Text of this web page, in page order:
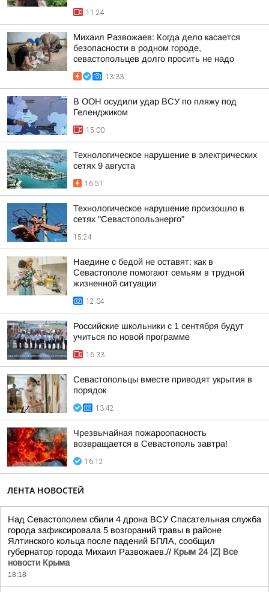
11:24
Михаил Развожаев: Когда дело касается
безопасности в родном городе,
севастопольцев долго просить не надо
13:33
В ООН осудили удар ВСУ по пляжу под
Геленджиком
15:00
Технологическое нарушение в электрических
сетях 9 августа
16:51
Технологическое нарушение произошло в
сетях "Севастопольэнерго"
15:24
Наедине с бедой не оставят: как в
Севастополе помогают семьям в трудной
жизненной ситуации
12:04
Российские школьники с 1 сентября будут
учиться по новой программе
16:33
Севастопольцы вместе приводят укрытия в
порядок
13:42
Чрезвычайная пожароопасность
возвращается в Севастополь завтра!
16:12
ЛЕНТА НОВОСТЕЙ
Над Севастополем сбили 4 дрона ВСУ Спасательная служба
города зафиксировала 5 возгораний травы в районе
Ялтинского кольца после падений БПЛА, сообщил
губернатор города Михаил Развожаев.// Крым 24 |Z| Все
новости Крыма
18:18